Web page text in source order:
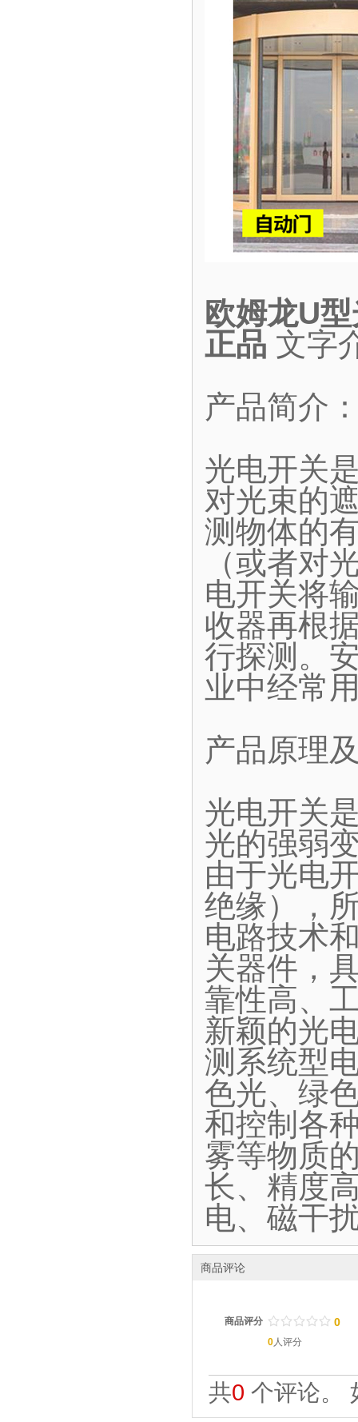
欧姆龙U
正品 文字
产品简介
光电开关
对光束的
测物体的
（或者对
电开关将
收器再根
行探测。
业中经常
产品原理
光电开关
光的强弱
由于光电
绝缘），
电路技术
关器件，
靠性高、
新颖的光
测系统型
色光、绿
和控制各
雾等物质
长、精度
电、磁干
商品评论
商品评分 / / / / /
. . . . . 0
0人评分
共0 个评论。